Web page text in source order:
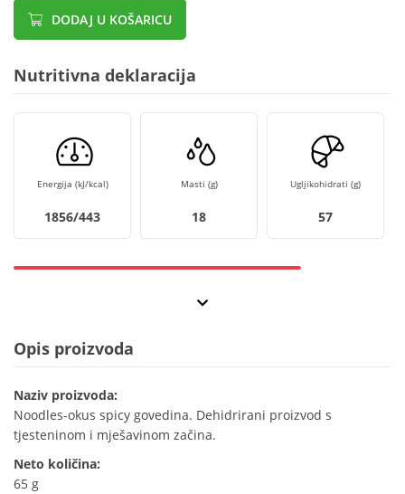
DODAJ U KOŠARICU
Nutritivna deklaracija
Energija (kJ/kcal)
1856/443
Masti (g)
18
Ugljikohidrati (g)
57
Opis proizvoda
Naziv proizvoda:
Noodles-okus spicy govedina. Dehidrirani proizvod s
tjesteninom i mješavinom začina.
Neto količina:
65 g